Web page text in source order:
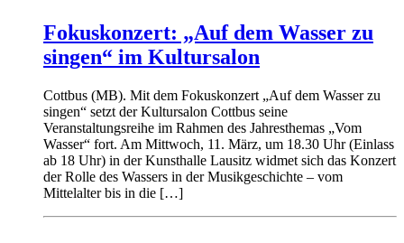
Fokuskonzert: „Auf dem Wasser zu
singen“ im Kultursalon
Cottbus (MB). Mit dem Fokuskonzert „Auf dem Wasser zu
singen“ setzt der Kultursalon Cottbus seine
Veranstaltungsreihe im Rahmen des Jahresthemas „Vom
Wasser“ fort. Am Mittwoch, 11. März, um 18.30 Uhr (Einlass
ab 18 Uhr) in der Kunsthalle Lausitz widmet sich das Konzert
der Rolle des Wassers in der Musikgeschichte – vom
Mittelalter bis in die […]